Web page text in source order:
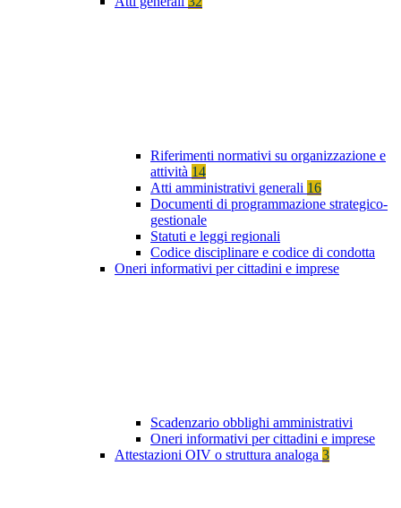
Riferimenti normativi su organizzazione e
attività 14
Atti amministrativi generali 16
Documenti di programmazione strategico-
gestionale
Statuti e leggi regionali
Codice disciplinare e codice di condotta
Oneri informativi per cittadini e imprese
Scadenzario obblighi amministrativi
Oneri informativi per cittadini e imprese
Attestazioni OIV o struttura analoga 3